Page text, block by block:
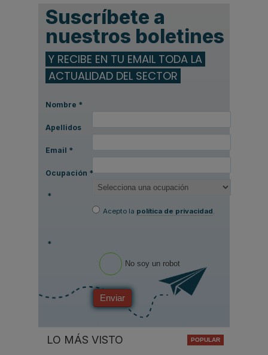
Suscríbete a
nuestros boletines
Y RECIBE EN TU EMAIL TODA LA
ACTUALIDAD DEL SECTOR
Nombre *
Apellidos
Email *
Ocupación *
*
Acepto la política de privacidad.
*
No soy un robot
Enviar
LO MÁS VISTO